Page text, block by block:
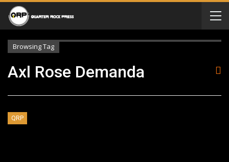
Browsing Tag
Axl Rose Demanda
QRP